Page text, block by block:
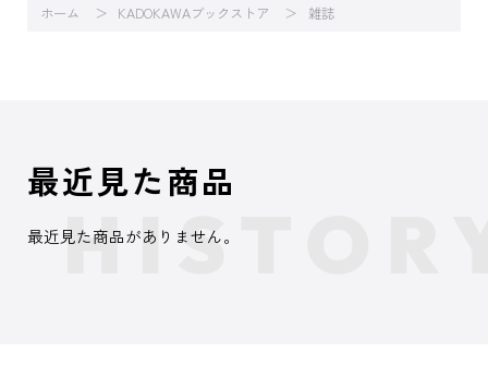
ホーム KADOKAWAブックストア 雑誌
最近見た商品
最近見た商品がありません。